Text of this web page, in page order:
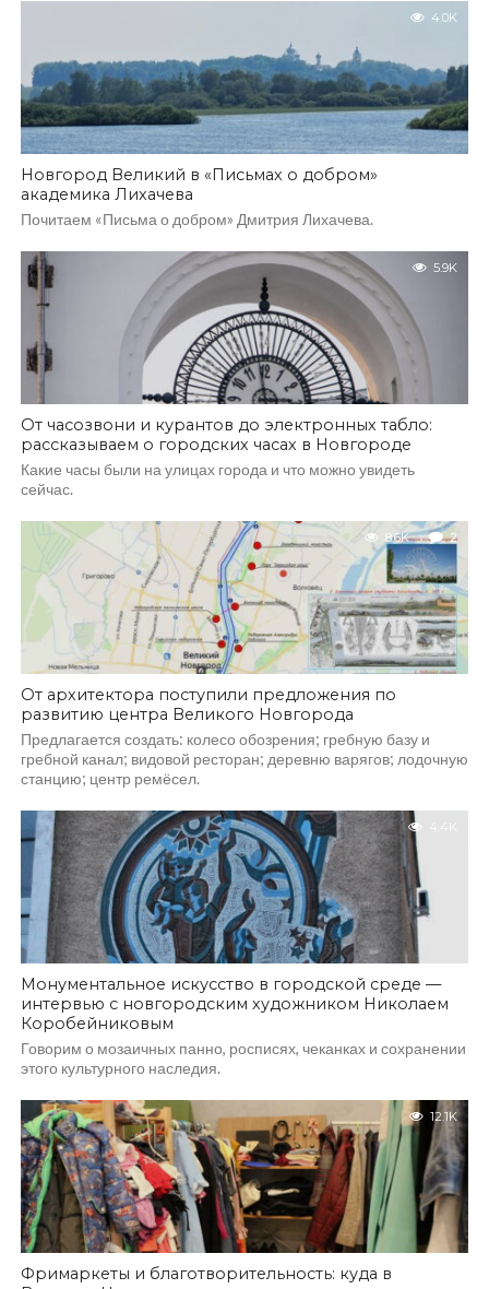
4.0K
Новгород Великий в «Письмах о добром»
академика Лихачева
Почитаем «Письма о добром» Дмитрия Лихачева.
5.9K
От часозвони и курантов до электронных табло:
рассказываем о городских часах в Новгороде
Какие часы были на улицах города и что можно увидеть
сейчас.
8.6K 2
От архитектора поступили предложения по
развитию центра Великого Новгорода
Предлагается создать: колесо обозрения; гребную базу и
гребной канал; видовой ресторан; деревню варягов; лодочную
станцию; центр ремёсел.
4.4K
Монументальное искусство в городской среде —
интервью с новгородским художником Николаем
Коробейниковым
Говорим о мозаичных панно, росписях, чеканках и сохранении
этого культурного наследия.
12.1K
Фримаркеты и благотворительность: куда в